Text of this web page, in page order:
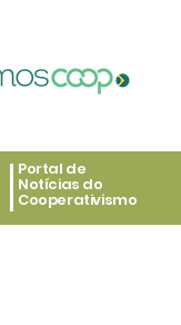
Portal de
Notícias do
Cooperativismo